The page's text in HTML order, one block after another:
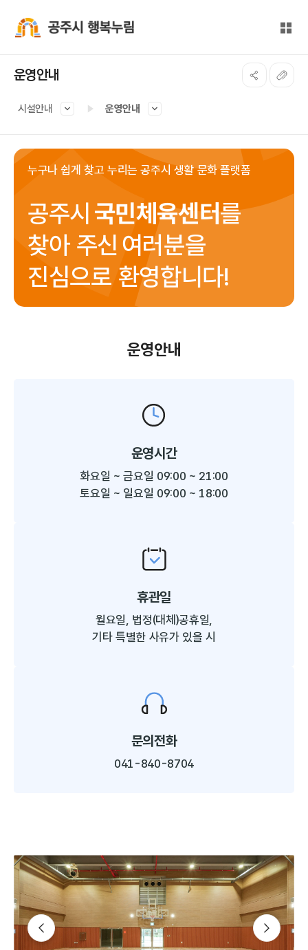
전체
운영안내
시설안내 운영안내
누구나 쉽게 찾고 누리는 공주시 생활 문화 플랫폼
공주시 국민체육센터를
찾아 주신여러분을
진심으로 환영합니다!
운영안내
운영시간
화요일 ~ 금요일 09:00 ~ 21:00
토요일 ~ 일요일 09:00 ~ 18:00
휴관일
월요일, 법정(대체)공휴일,
기타 특별한 사유가 있을 시​
문의전화
041-840-8704
슬라이드 이전
슬라이드 다음